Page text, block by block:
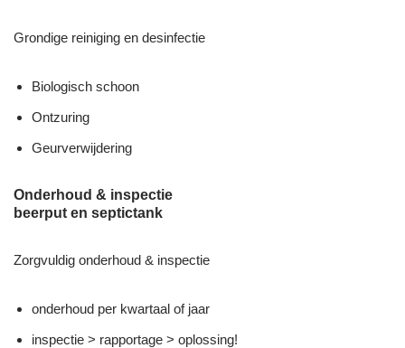
Grondige reiniging en desinfectie
Biologisch schoon
Ontzuring
Geurverwijdering
Onderhoud & inspectie
beerput en septictank
Zorgvuldig onderhoud & inspectie
onderhoud per kwartaal of jaar
inspectie > rapportage > oplossing!